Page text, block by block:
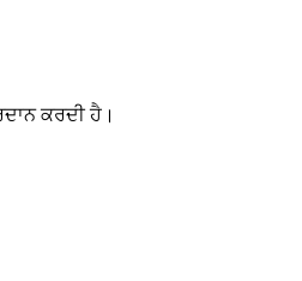
ਕਰਦੀ ਹੈ।